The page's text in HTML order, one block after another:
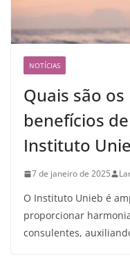
NOTÍCIAS
Quais são
benefícios
Instituto
7 de janeiro de 2025
O Instituto Unieb é
proporcionar
consulentes,